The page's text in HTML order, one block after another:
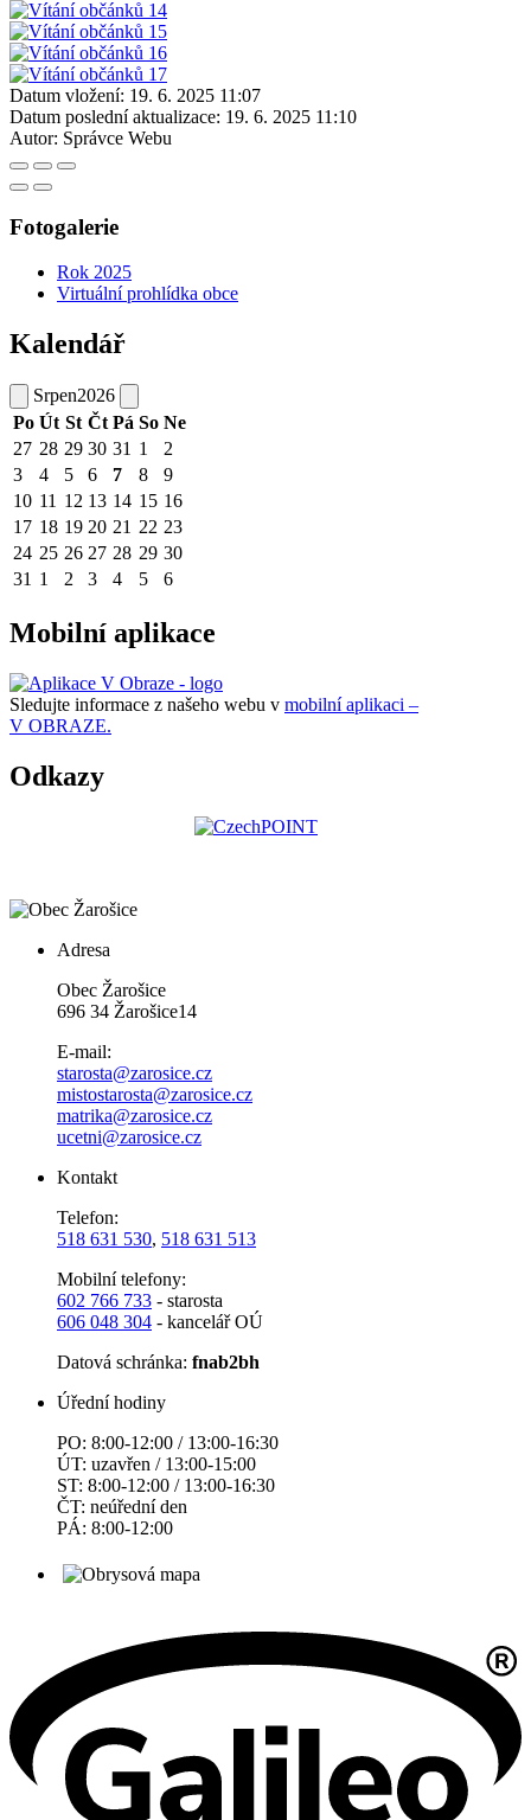
Datum vložení: 19. 6. 2025 11:07
Datum poslední aktualizace: 19. 6. 2025 11:10
Autor: Správce Webu
Fotogalerie
Rok 2025
Virtuální prohlídka obce
Kalendář
Srpen2026
Po Út St Čt Pá So Ne
27 28 29 30 31 1
2
3
4 5 6 7 8
9
10 11 12 13 14 15 16
17 18 19 20 21 22 23
24 25 26 27 28 29 30
31 1 2 3 4 5 6
Mobilní aplikace
Sledujte informace z našeho webu v mobilní aplikaci –
V OBRAZE.
Odkazy
Adresa
Obec Žarošice
696 34 Žarošice14
E-mail:
starosta@zarosice.cz
mistostarosta@zarosice.cz
matrika@zarosice.cz
ucetni@zarosice.cz
Kontakt
Telefon:
518 631 530, 518 631 513
Mobilní telefony:
602 766 733 - starosta
606 048 304 - kancelář OÚ
Datová schránka: fnab2bh
Úřední hodiny
PO: 8:00-12:00 / 13:00-16:30
ÚT: uzavřen / 13:00-15:00
ST: 8:00-12:00 / 13:00-16:30
ČT: neúřední den
PÁ: 8:00-12:00